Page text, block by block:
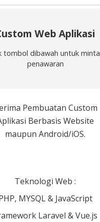
Web Aplikasi
tombol dibawah untuk minta
penawaran
Pembuatan Custom
Berbasis Website
maupun Android/iOS.
Teknologi Web :
MYSQL & JavaScript
Laravel & Vue.js